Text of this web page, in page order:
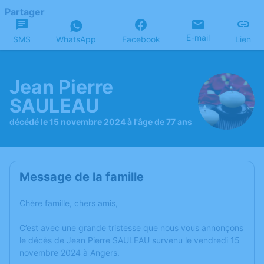
Partager
SMS WhatsApp Facebook E-mail Lien
Jean Pierre
SAULEAU
décédé le 15 novembre 2024 à l'âge de 77 ans
Message de la famille
Chère famille, chers amis,
C’est avec une grande tristesse que nous vous annonçons
le décès de Jean Pierre SAULEAU survenu le vendredi 15
novembre 2024 à Angers.